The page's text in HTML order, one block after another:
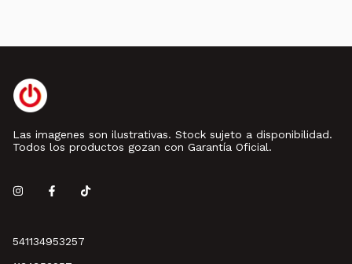
Las imagenes son ilustrativas. Stock sujeto a disponibilidad.
Todos los productos gozan con Garantía Oficial.
541134953257